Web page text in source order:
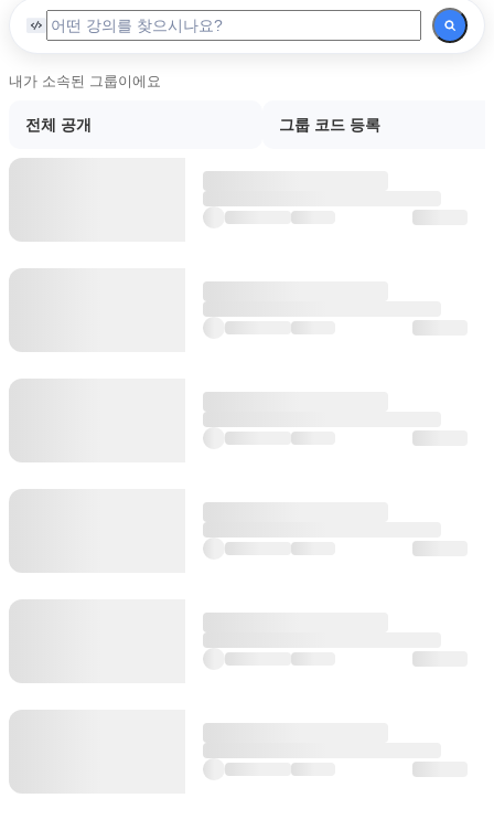
내가 소속된 그룹이에요
전체 공개 그룹 코드 등록